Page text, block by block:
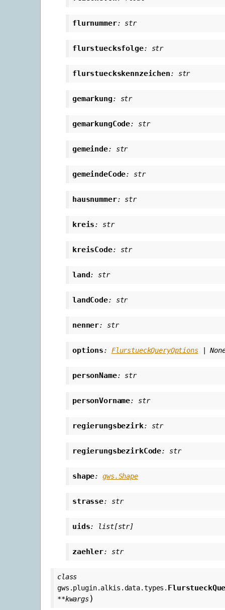
flurnummer: str
flurstuecksfolge: str
flurstueckskennzeichen: str
gemarkung: str
gemarkungCode: str
gemeinde: str
gemeindeCode: str
hausnummer: str
kreis: str
kreisCode: str
land : str
landCode: str
nenner: str
options: FlurstueckQueryOptions
personName: str
personVorname: str
regierungsbezirk: str
regierungsbezirkCode: str
shape: gws.Shape
strasse: str
uids: list[str]
zaehler: str
class
gws.plugin.alkis.data.types.
**kwargs)